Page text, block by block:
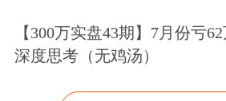
态，下个月苏州的新工
【300万实盘43期】7月份亏
深度思考（无鸡汤）